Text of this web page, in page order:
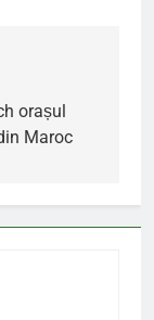
orașul
Maroc